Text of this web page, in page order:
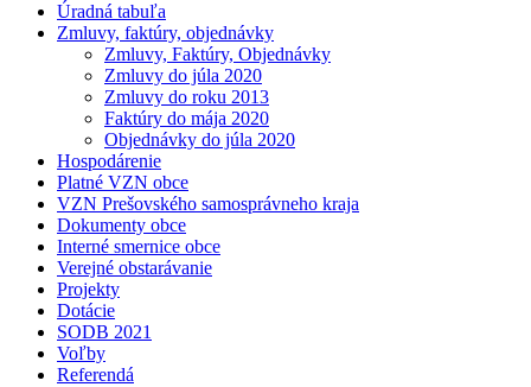
Úradná tabuľa
Zmluvy, faktúry, objednávky
Zmluvy, Faktúry, Objednávky
Zmluvy do júla 2020
Zmluvy do roku 2013
Faktúry do mája 2020
Objednávky do júla 2020
Hospodárenie
Platné VZN obce
VZN Prešovského samosprávneho kraja
Dokumenty obce
Interné smernice obce
Verejné obstarávanie
Projekty
Dotácie
SODB 2021
Voľby
Referendá